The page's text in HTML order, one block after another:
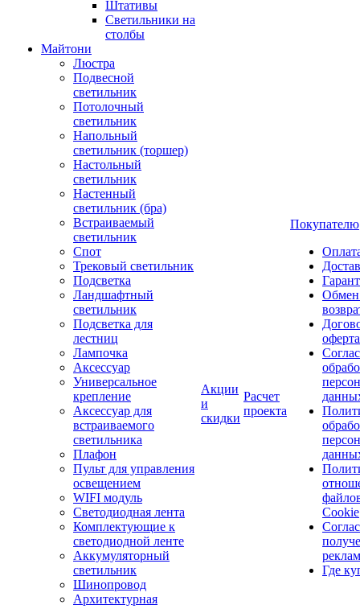
Штативы
Светильники на
столбы
Майтони
Люстра
Подвесной
светильник
Потолочный
светильник
Напольный
светильник (торшер)
Настольный
светильник
Настенный
светильник (бра)
Встраиваемый
светильник
Спот
Трековый светильник
Подсветка
Ландшафтный
светильник
Подсветка для
лестниц
Лампочка
Аксессуар
Универсальное
крепление
Аксессуар для
встраиваемого
светильника
Плафон
Пульт для управления
освещением
WIFI модуль
Светодиодная лента
Комплектующие к
светодиодной ленте
Аккумуляторный
светильник
Шинопровод
Архитектурная
Акции
и
скидки
Расчет
проекта
Покупателю
оферта
Cookie
Где